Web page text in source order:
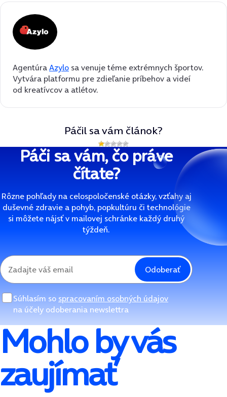
AgentúraAzylo sa venuje téme extrémnych športov.
Vytvára platformu pre zdieľanie príbehov a videí
od kreatívcov a atlétov.
Páčil sa vám článok?
Páči sa vám, čo práve
čítate?
Rôzne pohľady na celospoločenské otázky, vzťahy aj
duševné zdravie a pohyb, popkultúru či technológie
si môžete nájsť v mailovej schránke každý druhý
týždeň.
Odoberať
Súhlasím so spracovaním osobných údajov
na účely odoberania newslettra
Mohlo by vás
zaujímať